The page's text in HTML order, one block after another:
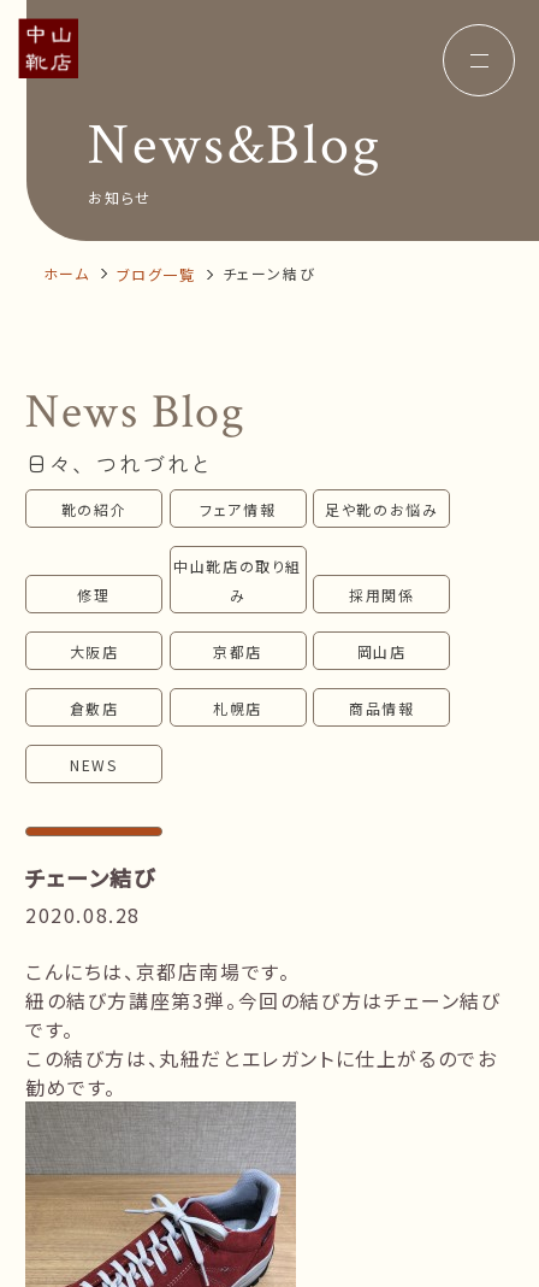
Concept コンセプト
Insole オーダー中敷き
News&Blog
Company 会社概要
オンラインショップ
お問い合わせ
News&Blog
お知らせ
ホーム ブログ一覧 チェーン結び
News Blog
日々、つれづれと
靴の紹介 フェア情報 足や靴のお悩み
修理
中山靴店の取り組
み
採用関係
大阪店 京都店 岡山店
倉敷店 札幌店 商品情報
NEWS
チェーン結び
2020.08.28
こんにちは、京都店南場です。
紐の結び方講座第3弾。今回の結び方はチェーン結び
です。
この結び方は、丸紐だとエレガントに仕上がるのでお
勧めです。